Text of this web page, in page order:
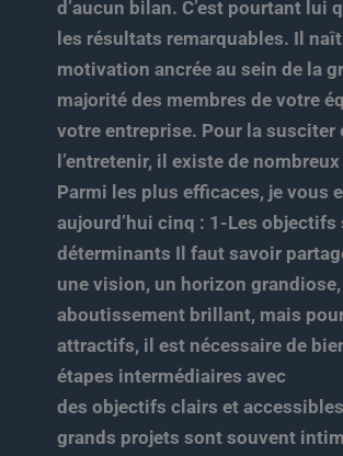
d’aucun bilan. C’est pourtant lui
les résultats remarquables. Il
motivation ancrée au sein de la
majorité des membres de votre
votre entreprise. Pour la susciter
l’entretenir, il existe de
Parmi les plus efficaces, je vous
aujourd’hui cinq : 1-Les objectifs
déterminants Il faut savoir
une vision, un horizon
aboutissement brillant, mais
attractifs, il est nécessaire de
étapes intermédiaires avec
des objectifs clairs et
grands projets sont souvent